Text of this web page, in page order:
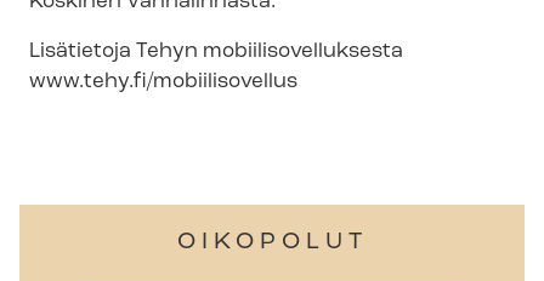
Lisätietoja Tehyn mo­bii­li­so­vel­luk­ses­ta
www.tehy.fi/mobiilisovellus
OIKOPOLUT